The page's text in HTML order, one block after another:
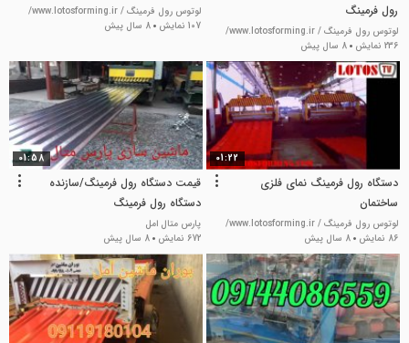
رول فرمینگ
لوتوس رول فرمینگ / www.lotosforming.ir/
236 نمایش
8 سال پیش
لوتوس رول فرمینگ / www.lotosforming.ir/
107 نمایش
8 سال پیش
01:22
دستگاه رول فرمینگ نمای فلزی
ساختمان
لوتوس رول فرمینگ / www.lotosforming.ir/
86 نمایش
8 سال پیش
01:58
قیمت دستگاه رول فرمینگ/سازنده
دستگاه رول فرمینگ
پارس متال امل
672 نمایش
8 سال پیش